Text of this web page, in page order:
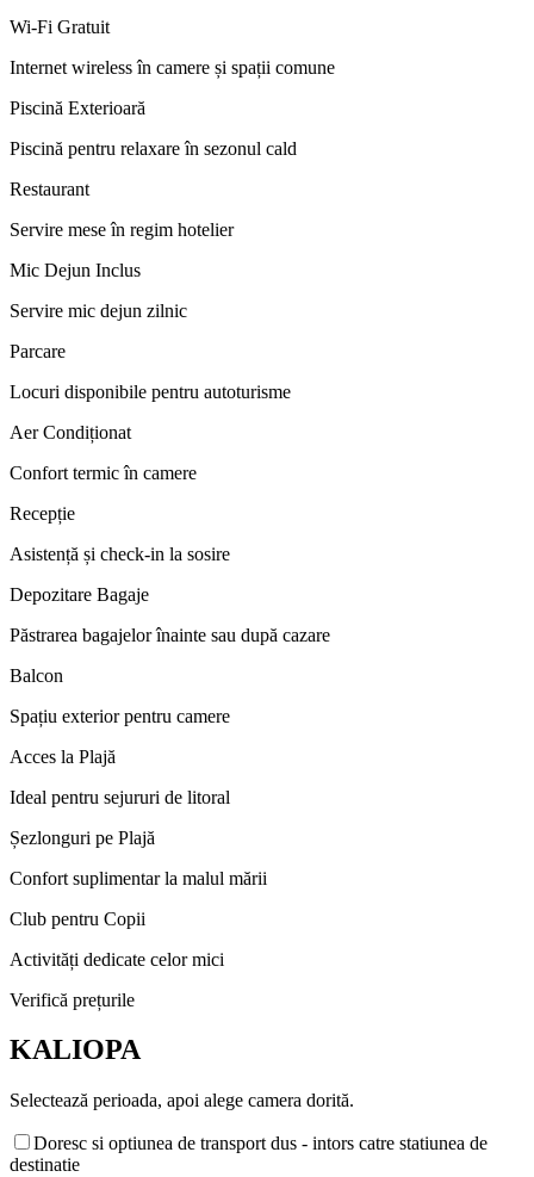
Wi-Fi Gratuit
Internet wireless în camere și spații comune
Piscină Exterioară
Piscină pentru relaxare în sezonul cald
Restaurant
Servire mese în regim hotelier
Mic Dejun Inclus
Servire mic dejun zilnic
Parcare
Locuri disponibile pentru autoturisme
Aer Condiționat
Confort termic în camere
Recepție
Asistență și check-in la sosire
Depozitare Bagaje
Păstrarea bagajelor înainte sau după cazare
Balcon
Spațiu exterior pentru camere
Acces la Plajă
Ideal pentru sejururi de litoral
Șezlonguri pe Plajă
Confort suplimentar la malul mării
Club pentru Copii
Activități dedicate celor mici
Verifică prețurile
KALIOPA
Selectează perioada, apoi alege camera dorită.
Doresc si optiunea de transport dus - intors catre statiunea de
destinatie